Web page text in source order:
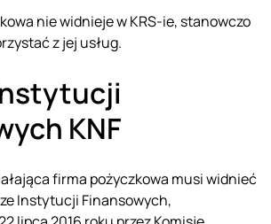
nie widnieje w KRS-ie, stanowczo
z jej usług.
KNF
firma pożyczkowa musi widnieć
Instytucji Finansowych,